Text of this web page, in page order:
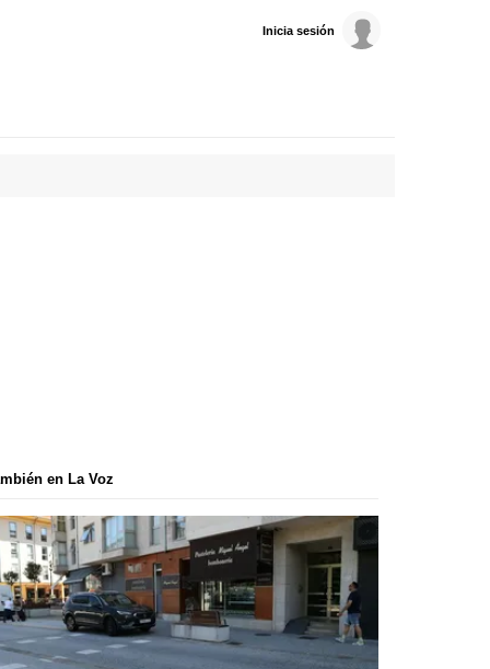
Inicia sesión
en La Voz